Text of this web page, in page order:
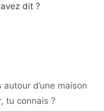
dit ?
autour d’une maison
tu connais ?